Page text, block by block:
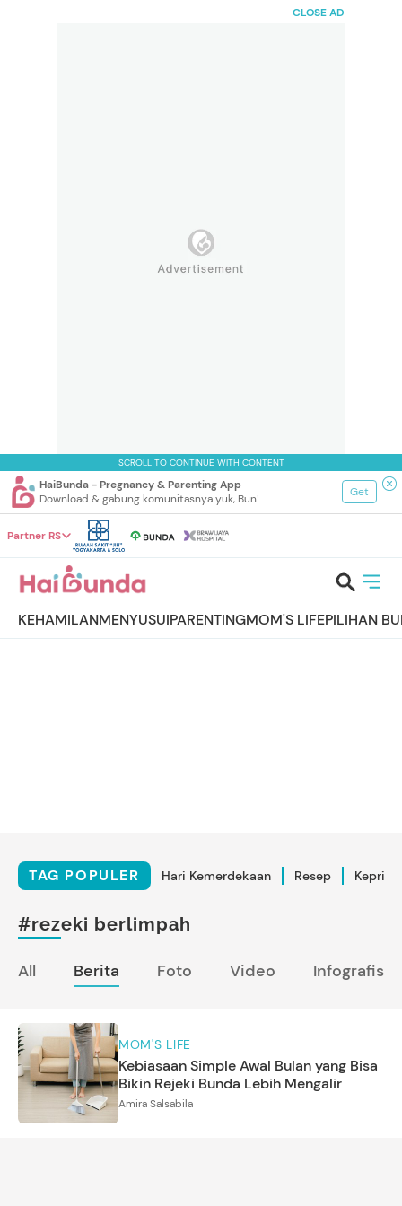
CLOSE AD
SCROLL TO CONTINUE WITH CONTENT
HaiBunda - Pregnancy & Parenting App
Download & gabung komunitasnya yuk, Bun!
Get
Partner RS
KEHAMILANMENYUSUIPARENTINGMOM'S LIFEPILIHAN
TAG POPULER Hari Kemerdekaan Resep
#rezeki berlimpah
All Berita Foto Video Infografis
MOM'S LIFE
Kebiasaan Simple Awal Bulan yang Bisa
Bikin Rejeki Bunda Lebih Mengalir
Amira Salsabila